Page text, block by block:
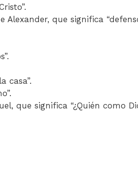
Alexander, que significa
casa”.
que significa “¿Quién como